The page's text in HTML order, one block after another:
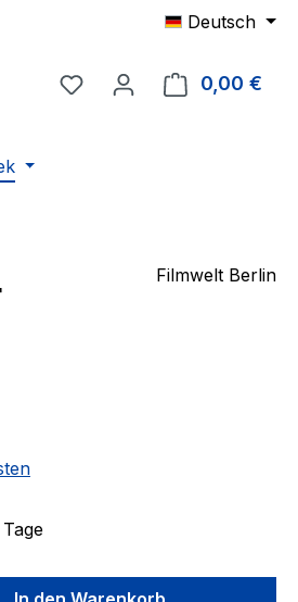
Deutsch
Du hast 0 Produkte auf
0,00 €
Filmwelt Berlin
gewünschten Wert